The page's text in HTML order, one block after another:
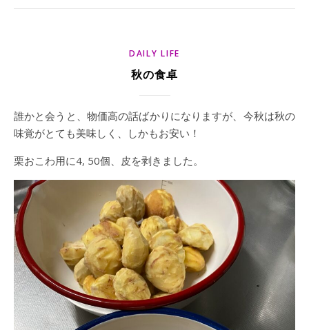
DAILY LIFE
秋の食卓
誰かと会うと、物価高の話ばかりになりますが、今秋は秋の
味覚がとても美味しく、しかもお安い！
栗おこわ用に4, 50個、皮を剥きました。